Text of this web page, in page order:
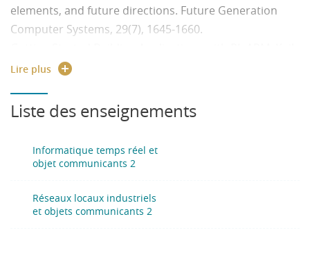
elements, and future directions. Future Generation
Computer Systems, 29(7), 1645-1660.
book.
contractual PPP under Horizon 2020 (ISBN: 978-92-79-
scalable approach to connecting everything. Apress.
The Internet of Things: Key Applications and Protocols -
D.Boswarthick - O Elloumi - Wiley 2011
Lire plus
Liste des enseignements
Informatique temps réel et
objet communicants 2
Réseaux locaux industriels
et objets communicants 2